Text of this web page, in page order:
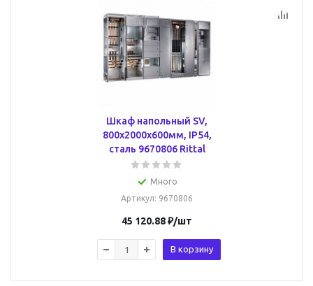
Шкаф напольный SV,
800x2000x600мм, IP54,
сталь 9670806 Rittal
Много
Артикул: 9670806
45 120.88₽/шт
В корзину